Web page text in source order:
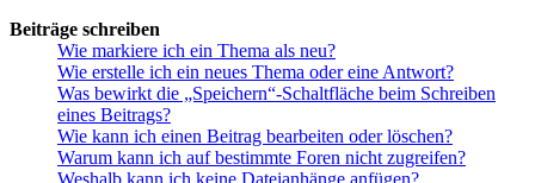
Beiträge schreiben
Wie markiere ich ein Thema als neu?
Wie erstelle ich ein neues Thema oder eine Antwort?
Was bewirkt die „Speichern“-Schaltfläche beim Schreiben
eines Beitrags?
Wie kann ich einen Beitrag bearbeiten oder löschen?
Warum kann ich auf bestimmte Foren nicht zugreifen?
Weshalb kann ich keine Dateianhänge anfügen?